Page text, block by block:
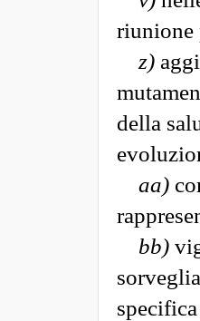
riunione
z)
della
aa)
bb)